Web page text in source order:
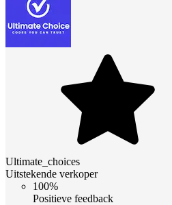
Ultimate_choices
Uitstekende verkoper
100%
Positieve feedback